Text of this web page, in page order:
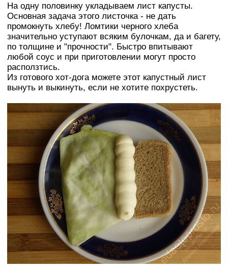
На одну половинку укладываем лист капусты.
Основная задача этого листочка - не дать
промокнуть хлебу! Ломтики черного хлеба
значительно уступают всяким булочкам, да и багету,
по толщине и "прочности". Быстро впитывают
любой соус и при приготовлении могут просто
расползтись.
Из готового хот-дога можете этот капустный лист
вынуть и выкинуть, если не хотите похрустеть.